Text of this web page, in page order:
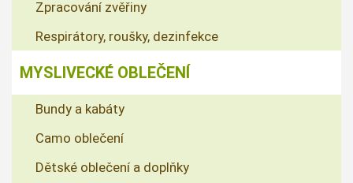
Zpracování zvěřiny
Respirátory, roušky, dezinfekce
MYSLIVECKÉ OBLEČENÍ
Bundy a kabáty
Camo oblečení
Dětské oblečení a doplňky